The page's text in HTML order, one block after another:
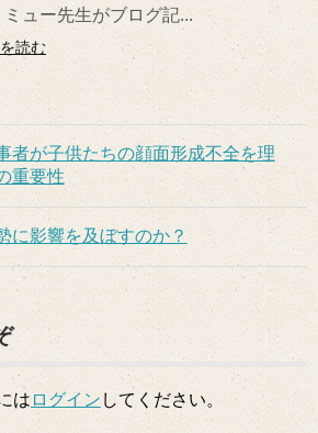
ミュー先生がブログ記...
読む
者が子供たちの顔面形成不全を理
重要性
に影響を及ぼすのか？
は ログイン してください。